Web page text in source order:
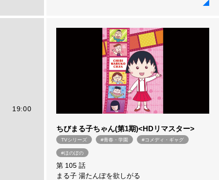
19:00
ちびまる子ちゃん(第1期)<HDリマスター>
TVシリーズ #青春・学園 #コメディ・ギャグ
#ほのぼの
第 105 話
まる子 湯たんぽを欲しがる